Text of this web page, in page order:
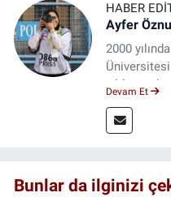
HABER
Ayfer
2000
yıldır
Devam Et
Bunlar da ilginizi